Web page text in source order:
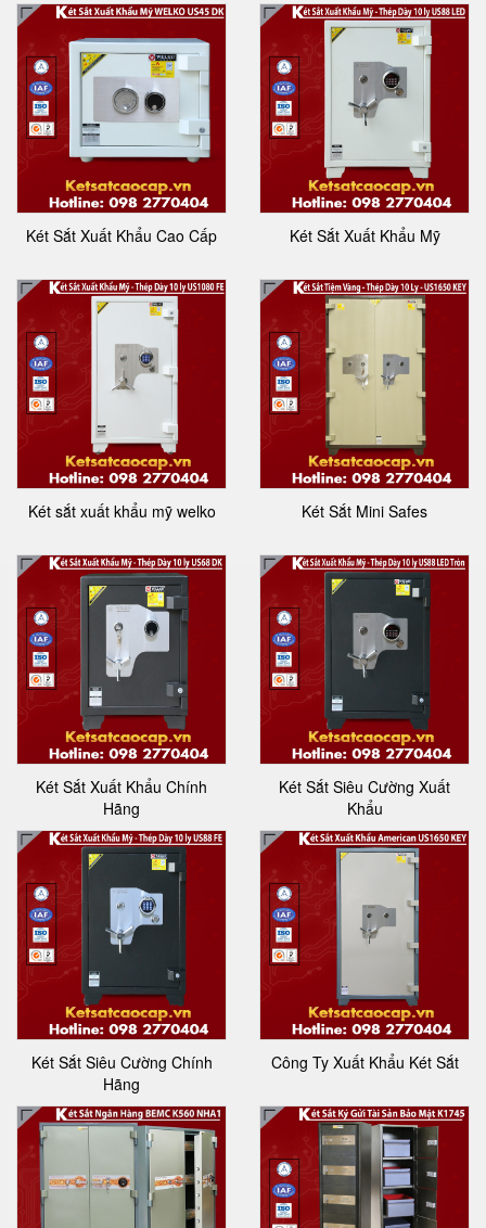
Két Sắt Xuất Khẩu Cao Cấp Két Sắt Xuất Khẩu Mỹ
Két sắt xuất khẩu mỹ welko Két Sắt Mini Safes
Két Sắt Xuất Khẩu Chính
Hãng
Két Sắt Siêu Cường Xuất
Khẩu
Két Sắt Siêu Cường Chính
Hãng
Công Ty Xuất Khẩu Két Sắt